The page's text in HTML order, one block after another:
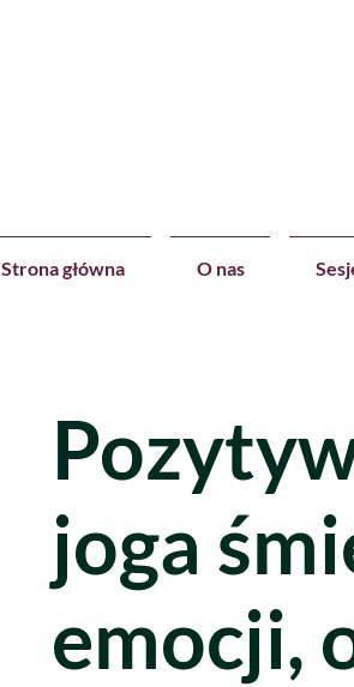
Strona główna O nas
joga
emocji,